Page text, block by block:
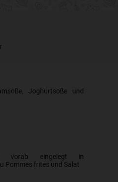
Joghurtsoße und
vorab eingelegt in
Pommes frites und Salat
2026, Uhrzeit